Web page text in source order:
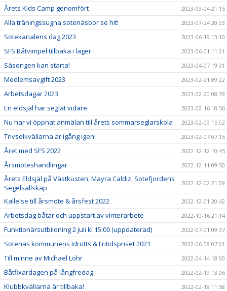
Årets Kids Camp genomfört 2023-09-04 21:15
Alla träningssugna sotenäsbor se hit! 2023-07-24 20:03
Sotekanalens dag 2023 2023-06-19 13:10
SFS Båtvimpel tillbaka i lager 2023-06-01 11:21
Säsongen kan starta! 2023-04-07 19:31
Medlemsavgift 2023 2023-02-21 09:22
Arbetsdagar 2023 2023-02-20 08:39
En eldsjäl har seglat vidare 2023-02-16 18:56
Nu har vi öppnat anmälan till årets sommarseglarskola 2023-02-09 15:02
Trivselkvällarna är igång igen! 2023-02-07 07:15
Året med SFS 2022 2022-12-12 10:45
Årsmöteshandlingar 2022-12-11 09:50
Årets Eldsjäl på Västkusten, Mayra Caldiz, Sotefjordens
Segelsällskap
2022-12-02 21:09
Kallelse till årsmöte & årsfest 2022 2022-12-01 20:42
Arbetsdag båtar och uppstart av vinterarbete 2022-10-16 21:14
Funktionärsutbildning 2 juli kl 15:00 (uppdaterad) 2022-07-01 09:37
Sotenäs kommunens Idrotts & Fritidspriset 2021 2022-06-08 07:01
Till minne av Michael Lohr 2022-04-14 18:00
Båtfixardagen på långfredag 2022-02-19 13:06
Klubbkvällarna är tillbaka! 2022-02-18 11:58